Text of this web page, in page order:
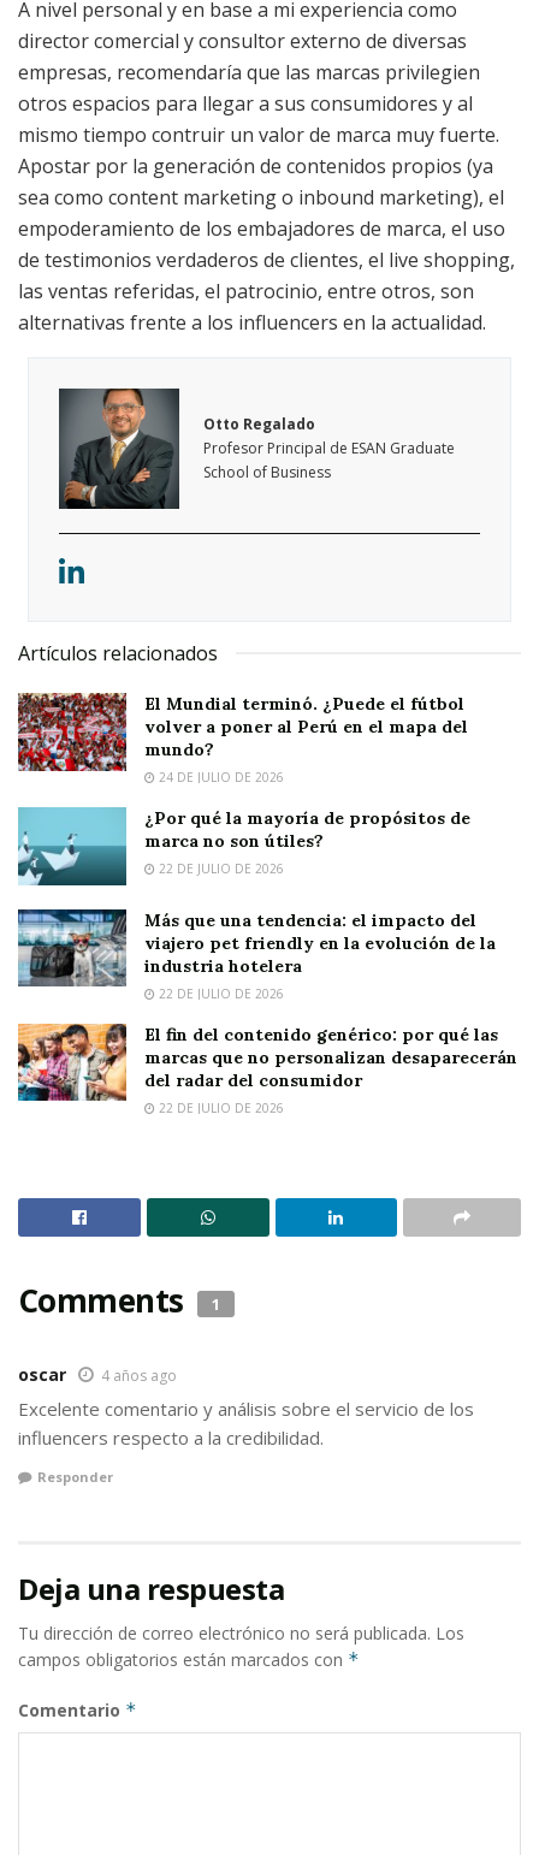
A nivel personal y en base a mi experiencia como
director comercial y consultor externo de diversas
empresas, recomendaría que las marcas privilegien
otros espacios para llegar a sus consumidores y al
mismo tiempo contruir un valor de marca muy fuerte.
Apostar por la generación de contenidos propios (ya
sea como content marketing o inbound marketing), el
empoderamiento de los embajadores de marca, el uso
de testimonios verdaderos de clientes, el live shopping,
las ventas referidas, el patrocinio, entre otros, son
alternativas frente a los influencers en la actualidad.
Otto Regalado
Profesor Principal de ESAN Graduate
School of Business
Artículos relacionados
El Mundial terminó. ¿Puede el fútbol
volver a poner al Perú en el mapa del
mundo?
24 DE JULIO DE 2026
¿Por qué la mayoría de propósitos de
marca no son útiles?
22 DE JULIO DE 2026
Más que una tendencia: el impacto del
viajero pet friendly en la evolución de la
industria hotelera
22 DE JULIO DE 2026
El fin del contenido genérico: por qué las
marcas que no personalizan desaparecerán
del radar del consumidor
22 DE JULIO DE 2026
Comments 1
oscar 4 años ago
Excelente comentario y análisis sobre el servicio de los
influencers respecto a la credibilidad.
Responder
Deja una respuesta
Tu dirección de correo electrónico no será publicada. Los
campos obligatorios están marcados con *
Comentario *